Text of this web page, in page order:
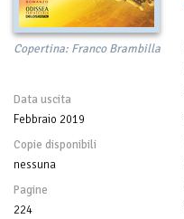
Copertina: Franco Brambilla
Data uscita
Febbraio 2019
Copie disponibili
nessuna
Pagine
224